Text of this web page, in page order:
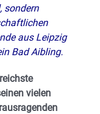
sondern
aus Leipzig
Bad Aibling.
vielen